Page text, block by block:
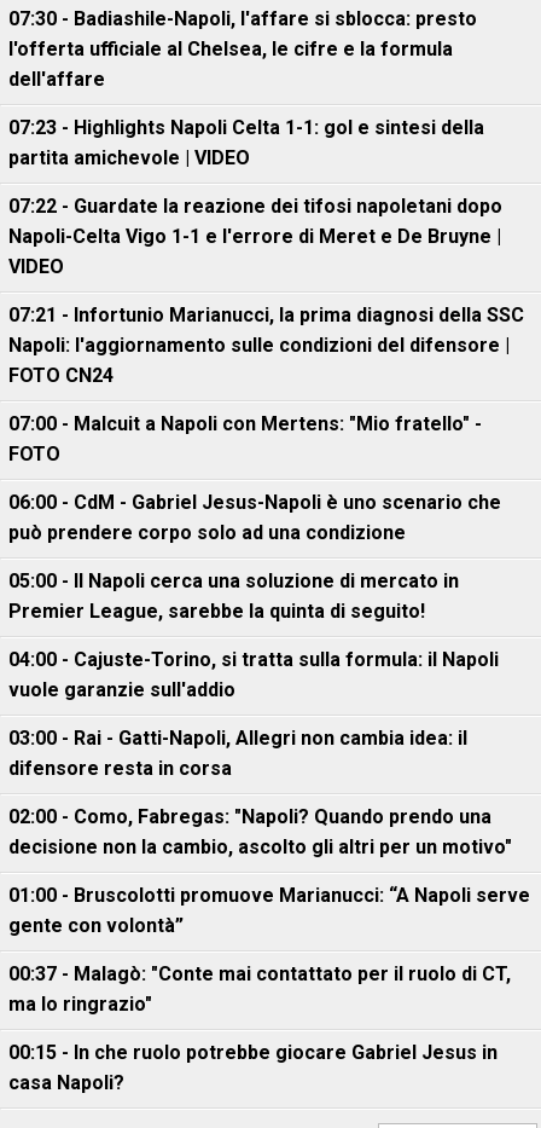
07:30 - Badiashile-Napoli, l'affare si sblocca: presto
l'offerta ufficiale al Chelsea, le cifre e la formula
dell'affare
07:23 - Highlights Napoli Celta 1-1: gol e sintesi della
partita amichevole | VIDEO
07:22 - Guardate la reazione dei tifosi napoletani dopo
Napoli-Celta Vigo 1-1 e l'errore di Meret e De Bruyne |
VIDEO
07:21 - Infortunio Marianucci, la prima diagnosi della SSC
Napoli: l'aggiornamento sulle condizioni del difensore |
FOTO CN24
07:00 - Malcuit a Napoli con Mertens: "Mio fratello" -
FOTO
06:00 - CdM - Gabriel Jesus-Napoli è uno scenario che
può prendere corpo solo ad una condizione
05:00 - Il Napoli cerca una soluzione di mercato in
Premier League, sarebbe la quinta di seguito!
04:00 - Cajuste-Torino, si tratta sulla formula: il Napoli
vuole garanzie sull'addio
03:00 - Rai - Gatti-Napoli, Allegri non cambia idea: il
difensore resta in corsa
02:00 - Como, Fabregas: "Napoli? Quando prendo una
decisione non la cambio, ascolto gli altri per un motivo"
01:00 - Bruscolotti promuove Marianucci: “A Napoli serve
gente con volontà”
00:37 - Malagò: "Conte mai contattato per il ruolo di CT,
ma lo ringrazio"
00:15 - In che ruolo potrebbe giocare Gabriel Jesus in
casa Napoli?